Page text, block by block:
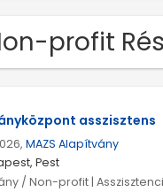
profit
asszisztens
MAZS Alapítvány
Pest
/ Non-profit |